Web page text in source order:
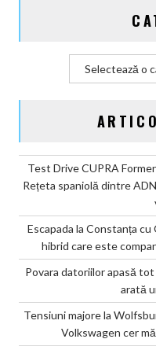
Test Drive CUPRA
Rețeta spaniolă dintre
Escapada la Constanța
hibrid care este
Povara datoriilor apasă
arată
Tensiuni majore la
Volkswagen cer